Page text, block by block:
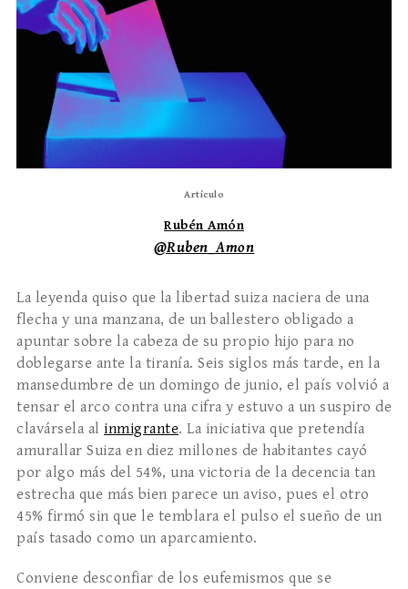
Artículo
Rubén Amón
@Ruben_Amon
La leyenda quiso que la libertad suiza naciera de una
flecha y una manzana, de un ballestero obligado a
apuntar sobre la cabeza de su propio hijo para no
doblegarse ante la tiranía. Seis siglos más tarde, en la
mansedumbre de un domingo de junio, el país volvió a
tensar el arco contra una cifra y estuvo a un suspiro de
clavársela al inmigrante. La iniciativa que pretendía
amurallar Suiza en diez millones de habitantes cayó
por algo más del 54%, una victoria de la decencia tan
estrecha que más bien parece un aviso, pues el otro
45% firmó sin que le temblara el pulso el sueño de un
país tasado como un aparcamiento.
Conviene desconfiar de los eufemismos que se